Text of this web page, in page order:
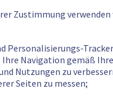
Zustimmung verwenden
Personalisierungs-
Navigation gemäß
Nutzungen zu
Seiten zu messen;